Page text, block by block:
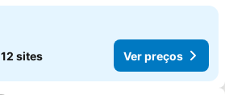
12 sites Ver preços